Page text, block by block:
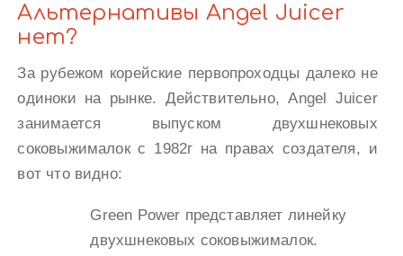
Альтернативы Angel Juicer
нет?
За рубежом корейские первопроходцы далеко не
одиноки на рынке. Действительно, Angel Juicer
занимается выпуском двухшнековых
соковыжималок с 1982г на правах создателя, и
вот что видно:
Green Power представляет линейку
двухшнековых соковыжималок.